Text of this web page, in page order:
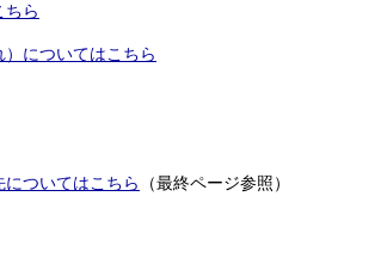
ちら
についてはこちら
ついてはこちら （最終ページ参照）